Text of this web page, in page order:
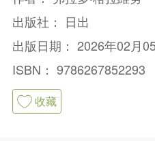
出版社： 日出
出版日期： 2026年02月
ISBN： 9786267852293
收藏